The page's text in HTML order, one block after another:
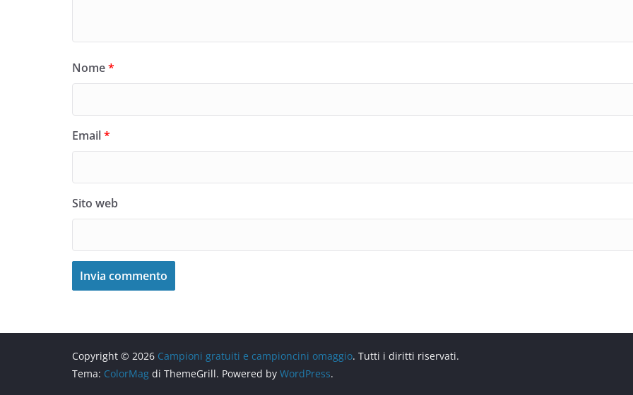
Nome*
Email*
Sito web
Copyright © 2026 Campioni gratuiti e campioncini omaggio. Tutti i diritti riservati.
Tema: ColorMag di ThemeGrill. Powered by WordPress.